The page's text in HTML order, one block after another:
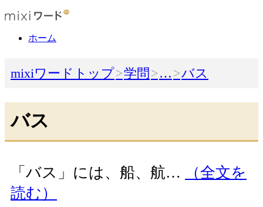
ホーム
mixiワードトップ 学問 … バス
バス
「バス」には、船、航…
（全文を
読む）